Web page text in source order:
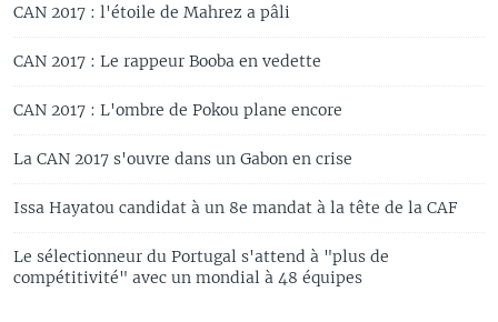
CAN 2017 : l'étoile de Mahrez a pâli
CAN 2017 : Le rappeur Booba en vedette
CAN 2017 : L'ombre de Pokou plane encore
La CAN 2017 s'ouvre dans un Gabon en crise
Issa Hayatou candidat à un 8e mandat à la tête de la CAF
Le sélectionneur du Portugal s'attend à "plus de
compétitivité" avec un mondial à 48 équipes